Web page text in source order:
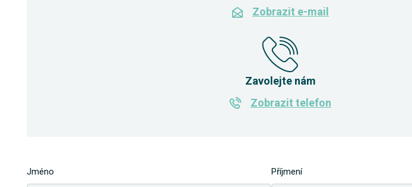
Zobrazit e-mail
Zavolejte nám
Zobrazit telefon
Jméno Příjmení